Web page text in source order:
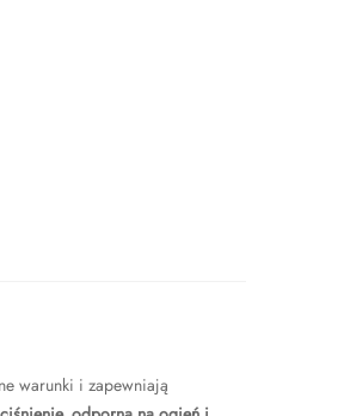
warunki i zapewniają